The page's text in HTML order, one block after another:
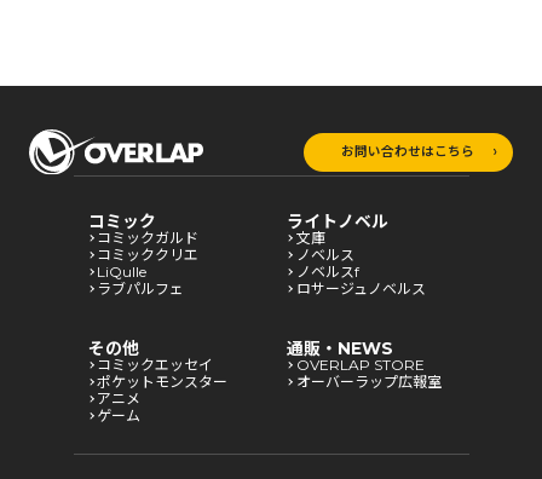
お問い合わせはこちら
コミック
コミックガルド
コミッククリエ
LiQulle
ラブパルフェ
ライトノベル
文庫
ノベルス
ノベルスf
ロサージュノベルス
その他
コミックエッセイ
ポケットモンスター
アニメ
ゲーム
通販・NEWS
OVERLAP STORE
オーバーラップ広報室